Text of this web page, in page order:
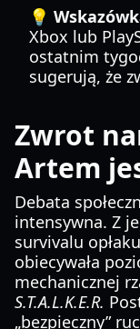
💡
Xbox lub
ostatnim
sugerują, że
Zwrot
Artem
Debata
intensywna. Z
survivalu
obiecywała
mechanicznej
S.T.A.L.K.E.R.
„bezpieczny”